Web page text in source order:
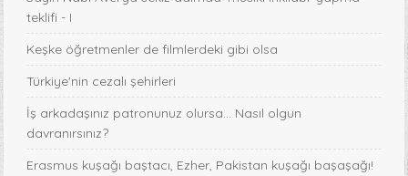
teklifi - I
Keşke öğretmenler de filmlerdeki gibi olsa
Türkiye'nin cezalı şehirleri
İş arkadaşınız patronunuz olursa… Nasıl olgun
davranırsınız?
Erasmus kuşağı baştacı, Ezher, Pakistan kuşağı başaşağı!